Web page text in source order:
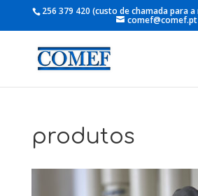
256 379 420
comef@comef.pt
produtos